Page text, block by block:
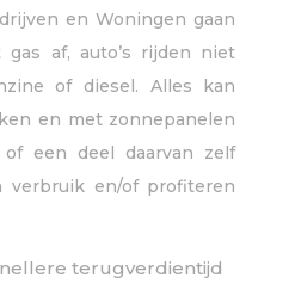
en Woningen gaan
af, auto’s rijden niet
of diesel. Alles kan
en met zonnepanelen
een deel daarvan zelf
verbruik en/of profiteren
terugverdientijd